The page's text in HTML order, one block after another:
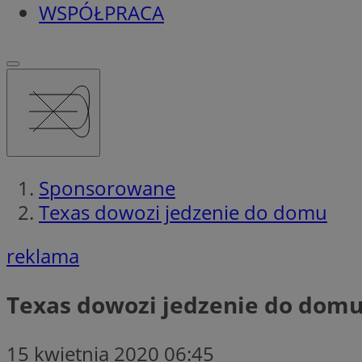
WSPÓŁPRACA
Sponsorowane
Texas dowozi jedzenie do domu
reklama
Texas dowozi jedzenie do
15 kwietnia 2020 06:45